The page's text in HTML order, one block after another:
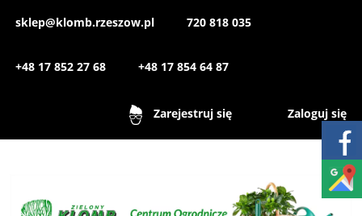
sklep@klomb.rzeszow.pl 720 818 035
+48 17 852 27 68 +48 17 854 64 87
Zarejestruj się Zaloguj się